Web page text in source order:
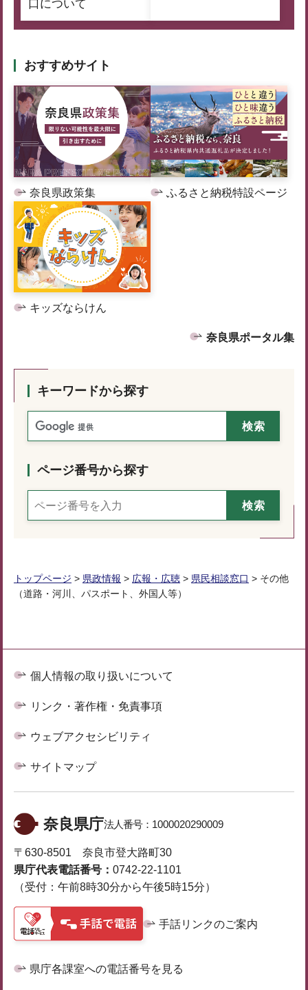
口について
おすすめサイト
奈良県政策集 ふるさと納税特設ページ
キッズならけん
奈良県ポータル集
キーワードから探す
ページ番号から探す
トップページ > 県政情報 > 広報・広聴 > 県民相談窓口 > その他
（道路・河川、パスポート、外国人等）
個人情報の取り扱いについて
リンク・著作権・免責事項
ウェブアクセシビリティ
サイトマップ
奈良県庁法人番号： 1000020290009
〒630-8501 奈良市登大路町30
県庁代表電話番号： 0742-22-1101
（受付：午前8時30分から午後5時15分）
手話リンクのご案内
県庁各課室への電話番号を見る